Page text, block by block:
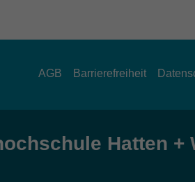
AGB Barrierefreiheit
Hatten +